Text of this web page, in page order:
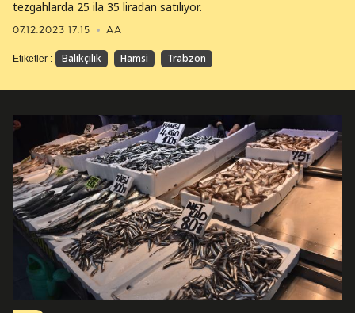
07.12.2023 17:15 AA
tezgahlarda 25 ila 35 liradan satılıyor.
Etiketler : Balıkçılık Hamsi Trabzon